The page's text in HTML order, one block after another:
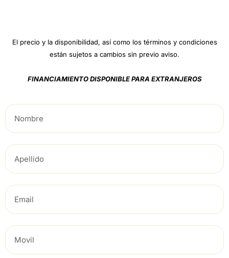
El precio y la disponibilidad, así como los términos y condiciones
están sujetos a cambios sin previo aviso.
FINANCIAMIENTO DISPONIBLE PARA EXTRANJEROS